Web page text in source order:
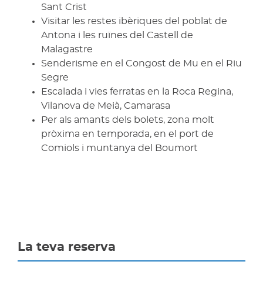
Sant Crist
Visitar les restes ibèriques del poblat de
Antona i les ruïnes del Castell de
Malagastre
Senderisme en el Congost de Mu en el Riu
Segre
Escalada i vies ferratas en la Roca Regina,
Vilanova de Meià, Camarasa
Per als amants dels bolets, zona molt
pròxima en temporada, en el port de
Comiols i muntanya del Boumort
La teva reserva